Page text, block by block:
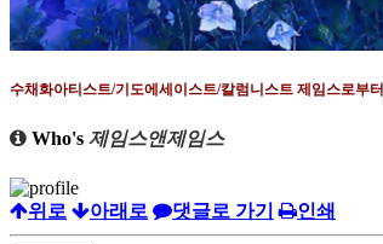
수채화아티스트/기도에세이스트/칼럼니스트 제임스로부터
Who's 제임스앤제임스
위로 아래로 댓글로 가기 인쇄